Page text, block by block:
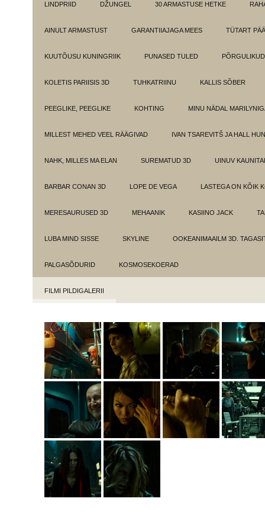
LINDPRIID DŽUNGEL 30 ARMASTUSE HETKE
AINULT ARMASTUST GARANTIIAJAGA MEES TÜTART
KUUTÕUSU KUNINGRIIK PUNASED TULED
KOLETIS PARIISIS 3D TUHKATRIINU KALLIS SÕBER
PEEGLIKE, PEEGLIKE KOHTING MINU NÄDAL
MILLEST MEHED VEEL RÄÄGIVAD IVAN TSAREVITŠ JA HALL
NAHK, MILLES MA ELAN SUREMATUD 3D UINUV
BARBAR CONAN 3D LOPE DE VEGA LASTEGA ON KÕIK
MERESAURUSED 3D MEHAANIK KASIINO JACK
LUBA MIND SISSE SKYLINE OOKEANIMAAILM 3D.
PALGASÕDURID KOSMOSEKOERAD
FILMI PILDIGALERII